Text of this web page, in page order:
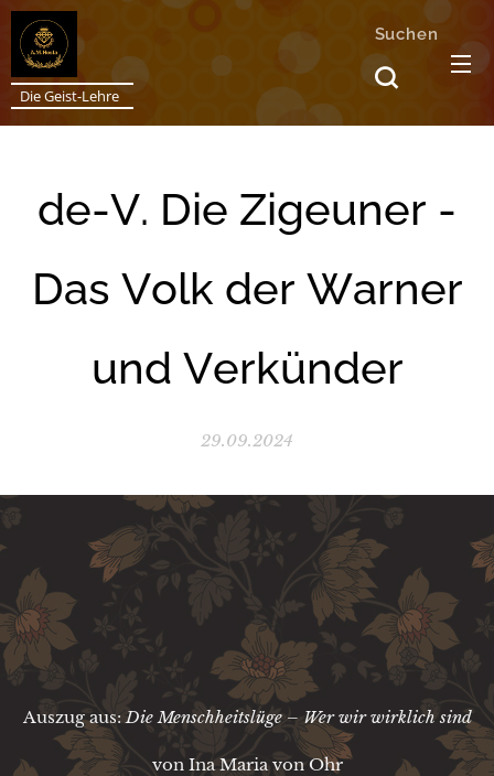
Die Geist-Lehre
Suchen
de-V. Die Zigeuner -
Das Volk der Warner
und Verkünder
29.09.2024
Auszug aus: Die Menschheitslüge – Wer wir wirklich sind
von Ina Maria von Ohr